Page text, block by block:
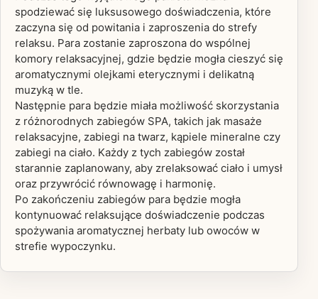
spodziewać się luksusowego doświadczenia, które
zaczyna się od powitania i zaproszenia do strefy
relaksu. Para zostanie zaproszona do wspólnej
komory relaksacyjnej, gdzie będzie mogła cieszyć się
aromatycznymi olejkami eterycznymi i delikatną
muzyką w tle.
Następnie para będzie miała możliwość skorzystania
z różnorodnych zabiegów SPA, takich jak masaże
relaksacyjne, zabiegi na twarz, kąpiele mineralne czy
zabiegi na ciało. Każdy z tych zabiegów został
starannie zaplanowany, aby zrelaksować ciało i umysł
oraz przywrócić równowagę i harmonię.
Po zakończeniu zabiegów para będzie mogła
kontynuować relaksujące doświadczenie podczas
spożywania aromatycznej herbaty lub owoców w
strefie wypoczynku.